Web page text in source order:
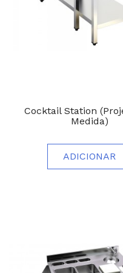
Cocktail Station
Medida)
ADICIONAR